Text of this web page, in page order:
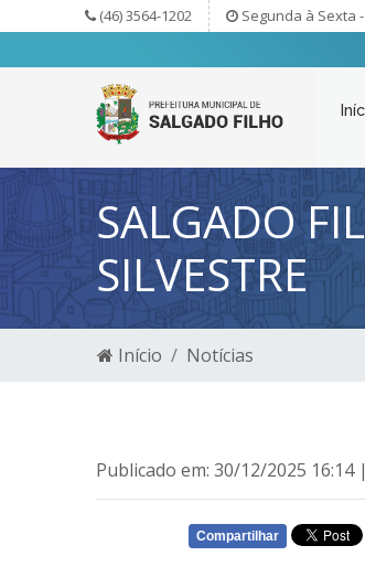
(46) 3564-1202 Segunda à Sexta
SALGADO
SILVESTRE
Início Notícias
Publicado em: 30/12/2025 16:14
Compartilhar